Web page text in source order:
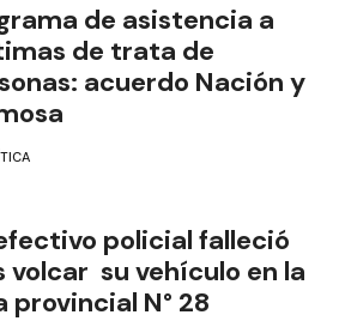
de asistencia a
de trata de
acuerdo Nación y
policial falleció
volcar su vehículo en la
provincial N° 28